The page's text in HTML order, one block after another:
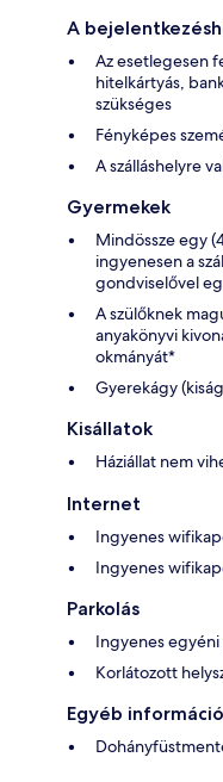
A
Az esetlegesen
hitelkártyás,
szükséges
Fényképes
A szálláshelyre
Gyermekek
Mindössze egy
ingyenesen a
gondviselővel
A szülőknek
anyakönyvi
okmányát*
Gyerekágy
Kisállatok
Háziállat nem
Internet
Ingyenes
Ingyenes
Parkolás
Ingyenes
Korlátozott
Egyéb információ